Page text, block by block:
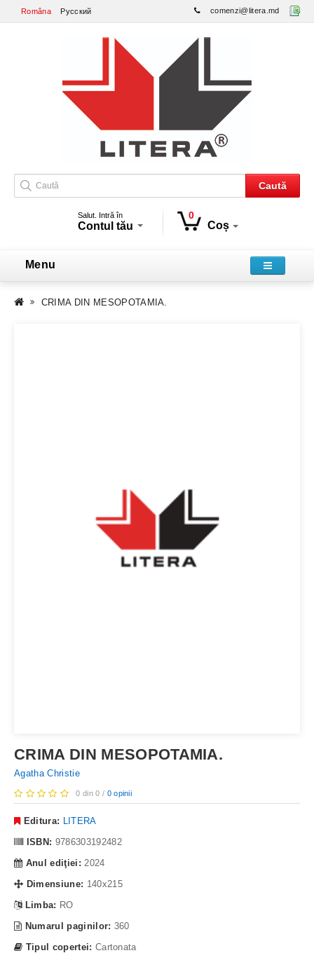
Româna Русский comenzi@litera.md
Caută
Salut. Intră în
Contul tău
0
Coș
Menu
CRIMA DIN MESOPOTAMIA.
CRIMA DIN MESOPOTAMIA.
Agatha Christie
0 din 0 / 0 opinii
Editura: LITERA
ISBN: 9786303192482
Anul ediţiei: 2024
Dimensiune: 140x215
Limba: RO
Numarul paginilor: 360
Tipul copertei: Cartonata